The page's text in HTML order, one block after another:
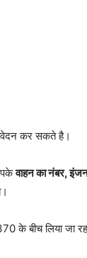
कर सकते है।
वाहन का नंबर,
के बीच लिया जा